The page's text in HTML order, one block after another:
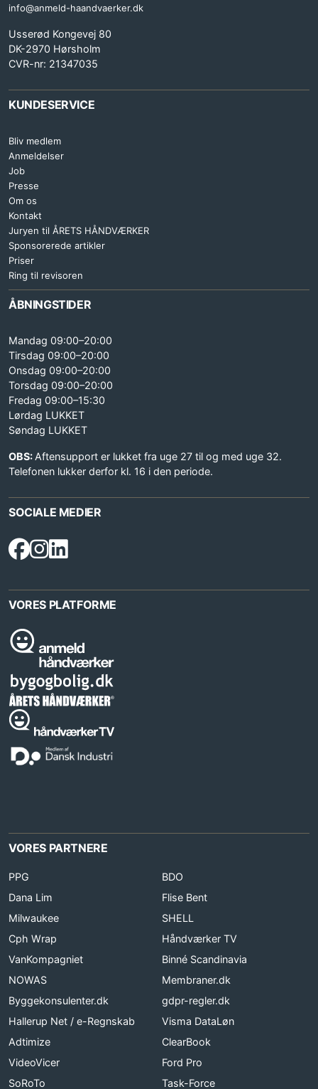
info@anmeld-haandvaerker.dk
Usserød Kongevej 80
DK-2970 Hørsholm
CVR-nr: 21347035
KUNDESERVICE
Bliv medlem
Anmeldelser
Job
Presse
Om os
Kontakt
Juryen til ÅRETS HÅNDVÆRKER
Sponsorerede artikler
Priser
Ring til revisoren
ÅBNINGSTIDER
Mandag 09:00–20:00
Tirsdag 09:00–20:00
Onsdag 09:00–20:00
Torsdag 09:00–20:00
Fredag 09:00–15:30
Lørdag LUKKET
Søndag LUKKET
OBS: Aftensupport er lukket fra uge 27 til og med uge 32.
Telefonen lukker derfor kl. 16 i den periode.
SOCIALE MEDIER
VORES PLATFORME
VORES PARTNERE
PPG
BDO
Dana Lim
Flise Bent
Milwaukee
SHELL
Cph Wrap
Håndværker TV
VanKompagniet
Binné Scandinavia
NOWAS
Membraner.dk
Byggekonsulenter.dk
gdpr-regler.dk
Hallerup Net / e-Regnskab
Visma DataLøn
Adtimize
ClearBook
VideoVicer
Ford Pro
SoRoTo
Task-Force